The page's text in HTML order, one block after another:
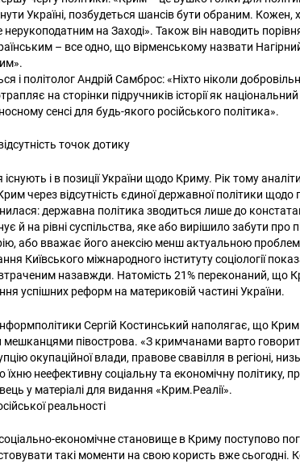
Україні, позбудеться шансів бути обраним.
нерукоподатним на Заході». Також він наводить
– все одно, що вірменському назвати
і політолог Андрій Самброс: «Ніхто ніколи
на сторінки підручників історії як
сенсі для будь-якого російського політика».
точок дотику
існують і в позиції України щодо Криму. Рік тому
через відсутність єдиної державної політики щодо
державна політика зводиться лише до
й на рівні суспільства, яке або вирішило забути про
або вважає його анексію менш актуальною
Київського міжнародного інституту соціології
назавжди. Натомість 21% переконаний, що
успішних реформ на материковій частині України.
Сергій Костинський наполягає, що
мешканцями півострова. «З кримчанами варто
окупаційної влади, правове свавілля в регіоні,
їхню неефективну соціальну та економічну політику,
у матеріалі для видання «Крим.Реалії».
реальності
економічне становище в Криму поступово
такі моменти на свою користь вже сьогодні.